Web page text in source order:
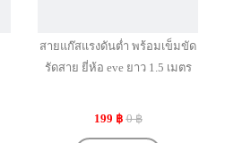
สายแก๊สแรงดันต่ำ พร้อมเข็มขัด
รัดสาย ยี่ห้อ eve ยาว 1.5 เมตร
199 ฿ 0 ฿